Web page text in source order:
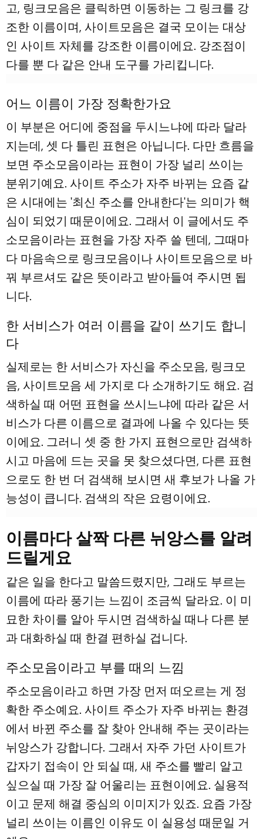
고, 링크모음은 클릭하면 이동하는 그 링크를 강
조한 이름이며, 사이트모음은 결국 모이는 대상
인 사이트 자체를 강조한 이름이에요. 강조점이
다를 뿐 다 같은 안내 도구를 가리킵니다.
어느 이름이 가장 정확한가요
이 부분은 어디에 중점을 두시느냐에 따라 달라
지는데, 셋 다 틀린 표현은 아닙니다. 다만 흐름을
보면 주소모음이라는 표현이 가장 널리 쓰이는
분위기예요. 사이트 주소가 자주 바뀌는 요즘 같
은 시대에는 '최신 주소를 안내한다'는 의미가 핵
심이 되었기 때문이에요. 그래서 이 글에서도 주
소모음이라는 표현을 가장 자주 쓸 텐데, 그때마
다 마음속으로 링크모음이나 사이트모음으로 바
꿔 부르셔도 같은 뜻이라고 받아들여 주시면 됩
니다.
한 서비스가 여러 이름을 같이 쓰기도 합니
다
실제로는 한 서비스가 자신을 주소모음, 링크모
음, 사이트모음 세 가지로 다 소개하기도 해요. 검
색하실 때 어떤 표현을 쓰시느냐에 따라 같은 서
비스가 다른 이름으로 결과에 나올 수 있다는 뜻
이에요. 그러니 셋 중 한 가지 표현으로만 검색하
시고 마음에 드는 곳을 못 찾으셨다면, 다른 표현
으로도 한 번 더 검색해 보시면 새 후보가 나올 가
능성이 큽니다. 검색의 작은 요령이에요.
이름마다 살짝 다른 뉘앙스를 알려
드릴게요
같은 일을 한다고 말씀드렸지만, 그래도 부르는
이름에 따라 풍기는 느낌이 조금씩 달라요. 이 미
묘한 차이를 알아 두시면 검색하실 때나 다른 분
과 대화하실 때 한결 편하실 겁니다.
주소모음이라고 부를 때의 느낌
주소모음이라고 하면 가장 먼저 떠오르는 게 정
확한 주소예요. 사이트 주소가 자주 바뀌는 환경
에서 바뀐 주소를 잘 찾아 안내해 주는 곳이라는
뉘앙스가 강합니다. 그래서 자주 가던 사이트가
갑자기 접속이 안 되실 때, 새 주소를 빨리 알고
싶으실 때 가장 잘 어울리는 표현이에요. 실용적
이고 문제 해결 중심의 이미지가 있죠. 요즘 가장
널리 쓰이는 이름인 이유도 이 실용성 때문일 거